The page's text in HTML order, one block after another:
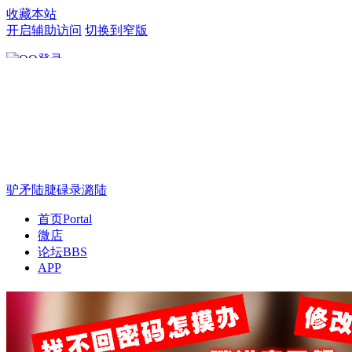
收藏本站
开启辅助访问 切换到窄版
驴矛陆脻碌录潞陆
首页Portal
微店
论坛BBS
APP